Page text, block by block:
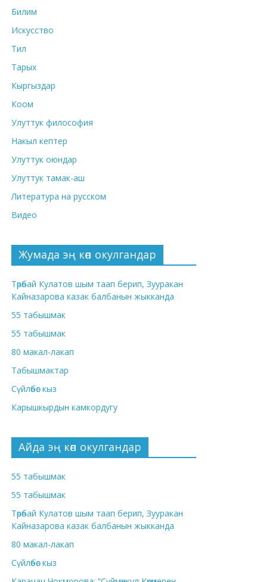
Билим
Искусство
Тил
Тарых
Кыргыздар
Коом
Улуттук философия
Накыл кептер
Улуттук оюндар
Улуттук тамак-аш
Литература на русском
Видео
Жумада эң көп окулгандар
Төрөбай Кулатов шым таап берип, Зууракан
Кайназарова казак балбанын жыкканда
55 табышмак
55 табышмак
80 макал-лакап
Табышмактар
Сүйлөбөс кыз
Карышкырдын камкордугу
Айда эң көп окулгандар
55 табышмак
55 табышмак
Төрөбай Кулатов шым таап берип, Зууракан
Кайназарова казак балбанын жыкканда
80 макал-лакап
Сүйлөбөс кыз